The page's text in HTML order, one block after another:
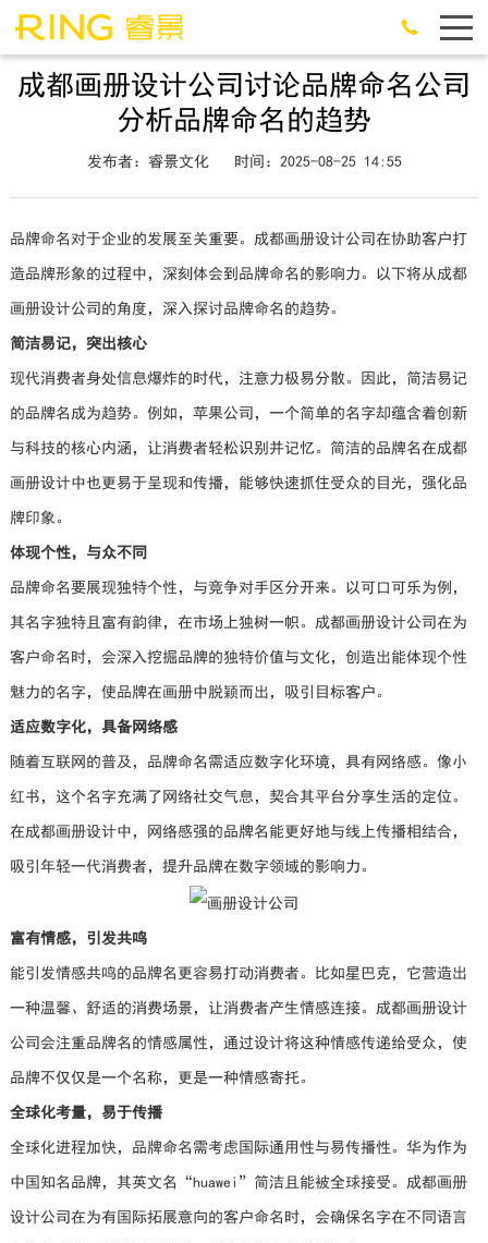
成都画册设计公司讨论品牌命名公司
分析品牌命名的趋势
发布者：睿景文化 时间：2025-08-25 14:55
品牌命名对于企业的发展至关重要。成都画册设计公司在协助客户打
造品牌形象的过程中，深刻体会到品牌命名的影响力。以下将从成都
画册设计公司的角度，深入探讨品牌命名的趋势。
简洁易记，突出核心
现代消费者身处信息爆炸的时代，注意力极易分散。因此，简洁易记
的品牌名成为趋势。例如，苹果公司，一个简单的名字却蕴含着创新
与科技的核心内涵，让消费者轻松识别并记忆。简洁的品牌名在成都
画册设计中也更易于呈现和传播，能够快速抓住受众的目光，强化品
牌印象。
体现个性，与众不同
品牌命名要展现独特个性，与竞争对手区分开来。以可口可乐为例，
其名字独特且富有韵律，在市场上独树一帜。成都画册设计公司在为
客户命名时，会深入挖掘品牌的独特价值与文化，创造出能体现个性
魅力的名字，使品牌在画册中脱颖而出，吸引目标客户。
适应数字化，具备网络感
随着互联网的普及，品牌命名需适应数字化环境，具有网络感。像小
红书，这个名字充满了网络社交气息，契合其平台分享生活的定位。
在成都画册设计中，网络感强的品牌名能更好地与线上传播相结合，
吸引年轻一代消费者，提升品牌在数字领域的影响力。
富有情感，引发共鸣
能引发情感共鸣的品牌名更容易打动消费者。比如星巴克，它营造出
一种温馨、舒适的消费场景，让消费者产生情感连接。成都画册设计
公司会注重品牌名的情感属性，通过设计将这种情感传递给受众，使
品牌不仅仅是一个名称，更是一种情感寄托。
全球化考量，易于传播
全球化进程加快，品牌命名需考虑国际通用性与易传播性。华为作为
中国知名品牌，其英文名“huawei”简洁且能被全球接受。成都画册
设计公司在为有国际拓展意向的客户命名时，会确保名字在不同语言